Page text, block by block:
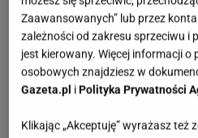
Do posypania:jeżyny,
cynamon
Przygotowanie:Do wrzącej
szczyptę soli. Gotuj przez 5
Zaawansowanych” lub przez
zależności od zakresu sprzeciwu i
jest kierowany. Więcej informacji
osobowych znajdziesz w
Gazeta.pl i Polityka Prywatności
Klikając „Akceptuję” wyrażasz też